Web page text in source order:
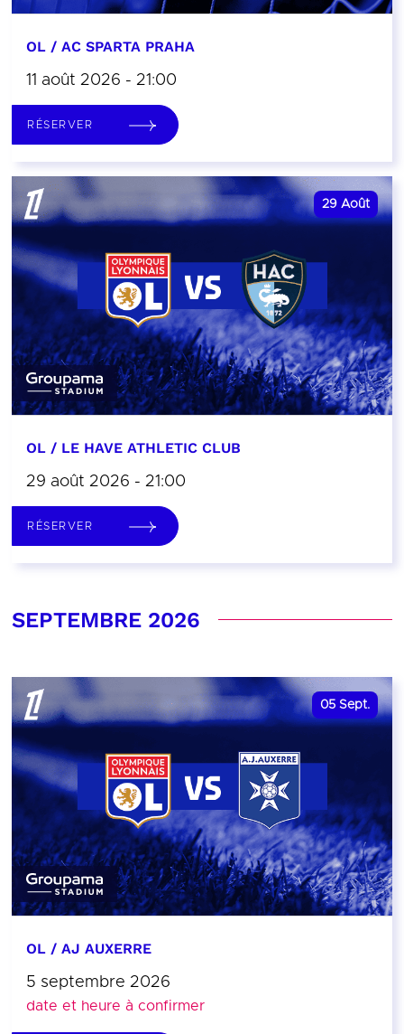
OL / AC SPARTA PRAHA
11 août 2026 - 21:00
RÉSERVER
29 Août
OL / LE HAVE ATHLETIC CLUB
29 août 2026 - 21:00
RÉSERVER
SEPTEMBRE 2026
05 Sept.
OL / AJ AUXERRE
5 septembre 2026
date et heure à confirmer